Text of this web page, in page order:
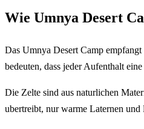
Wie Umnya Desert
Das Umnya Desert Camp
bedeuten, dass jeder Aufenthalt
Die Zelte sind aus naturlichen
ubertreibt, nur warme Laternen